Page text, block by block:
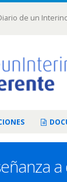
de un